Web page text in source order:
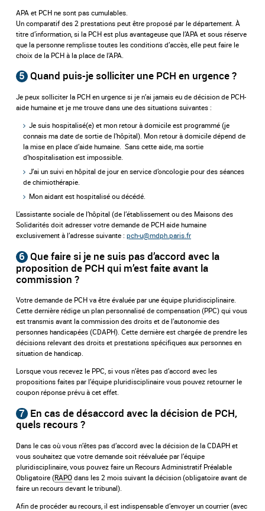
APA et PCH ne sont pas cumulables.
Un comparatif des 2 prestations peut être proposé par le département. À
titre d’information, si la PCH est plus avantageuse que l’APA et sous réserve
que la personne remplisse toutes les conditions d’accès, elle peut faire le
choix de la PCH à la place de l’APA.
5 Quand puis-je solliciter une PCH en urgence ?
Je peux solliciter la PCH en urgence si je n’ai jamais eu de décision de PCH-
aide humaine et je me trouve dans une des situations suivantes :
Je suis hospitalisé(e) et mon retour à domicile est programmé (je
connais ma date de sortie de l’hôpital). Mon retour à domicile dépend de
la mise en place d’aide humaine. Sans cette aide, ma sortie
d’hospitalisation est impossible.
J’ai un suivi en hôpital de jour en service d’oncologie pour des séances
de chimiothérapie.
Mon aidant est hospitalisé ou décédé.
L’assistante sociale de l’hôpital (de l’établissement ou des Maisons des
Solidarités doit adresser votre demande de PCH aide humaine
exclusivement à l’adresse suivante : pch-u@mdph.paris.fr
6 Que faire si je ne suis pas d’accord avec la
proposition de PCH qui m’est faite avant la
commission ?
Votre demande de PCH va être évaluée par une équipe pluridisciplinaire.
Cette dernière rédige un plan personnalisé de compensation (PPC) qui vous
est transmis avant la commission des droits et de l’autonomie des
personnes handicapées (CDAPH). Cette dernière est chargée de prendre les
décisions relevant des droits et prestations spécifiques aux personnes en
situation de handicap.
Lorsque vous recevez le PPC, si vous n’êtes pas d’accord avec les
propositions faites par l’équipe pluridisciplinaire vous pouvez retourner le
coupon réponse prévu à cet effet.
7 En cas de désaccord avec la décision de PCH,
quels recours ?
Dans le cas où vous n’êtes pas d’accord avec la décision de la CDAPH et
vous souhaitez que votre demande soit réévaluée par l’équipe
pluridisciplinaire, vous pouvez faire un Recours Administratif Préalable
Obligatoire (RAPO dans les 2 mois suivant la décision (obligatoire avant de
faire un recours devant le tribunal).
Afin de procéder au recours, il est indispensable d’envoyer un courrier (avec